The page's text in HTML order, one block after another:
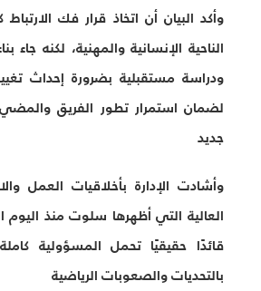
وأكد البيان أن اتخاذ قرار فك
الناحية الإنسانية والمهنية، لكنه جاء
ودراسة مستقبلية بضرورة إحداث
لضمان استمرار تطور الفريق
جديد
وأشادت الإدارة بأخلاقيات العمل
العالية التي أظهرها سلوت منذ اليوم
قائدًا حقيقيًا تحمل المسؤولية
بالتحديات والصعوبات الرياضية